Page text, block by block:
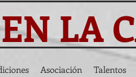
LA
Asociación Talentos